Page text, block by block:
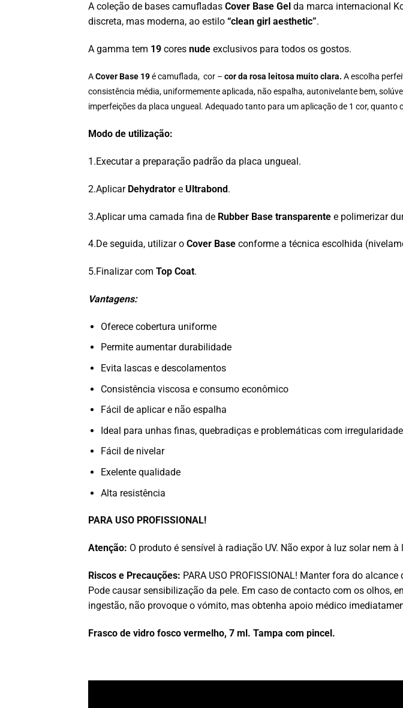
A coleção de bases camufladas Cover Base Gel da marca internacional
discreta, mas moderna, ao estilo “clean girl aesthetic”.
A gamma tem 19 cores nude exclusivos para todos os gostos.
ACover Base 19é camuflada, cor – cor da rosa leitosa muito clara. A escolha
consistência média, uniformemente aplicada, não espalha, autonivelante bem,
imperfeições da placa ungueal. Adequado tanto para um aplicação de 1 cor, quanto
Modo de utilização:
1.Executar a preparação padrão da placa ungueal.
2.Aplicar Dehydrator e Ultrabond.
3.Aplicar uma camada fina de Rubber Base transparente e polimerizar
4.De seguida, utilizar o Cover Base conforme a técnica escolhida
5.Finalizar com Top Coat.
Vantagens:
Oferece cobertura uniforme
Permite aumentar durabilidade
Evita lascas e descolamentos
Consistência viscosa e consumo econômico
Fácil de aplicar e não espalha
Ideal para unhas finas, quebradiças e problemáticas com
Fácil de nivelar
Exelente qualidade
Alta resistência
PARA USO PROFISSIONAL!
Atenção: O produto é sensível à radiação UV. Não expor à luz solar nem à
Riscos e Precauções: PARA USO PROFISSIONAL! Manter fora do
Pode causar sensibilização da pele. Em caso de contacto com os olhos,
ingestão, não provoque o vómito, mas obtenha apoio médico
Frasco de vidro fosco vermelho, 7 ml. Tampa com pincel.